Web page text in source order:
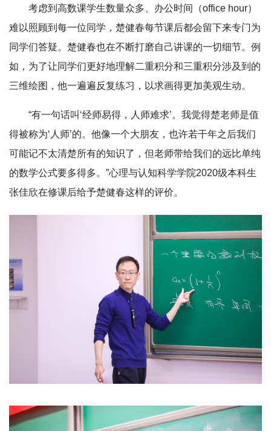
考虑到高数课学生数量众多、办公时间（office hour）
难以照顾到每一位同学，楚健春每节课后都会留下来专门为
同学们答疑。楚健春也在不断打磨自己讲课的一切细节。例
如，为了让同学们更好地理解二重积分和三重积分涉及到的
三维绘图，他一遍遍反复练习，以求画得更加美观生动。
“有一句话叫‘经师易得，人师难求’。我觉得楚老师是值
得被称为‘人师’的。他像一个大朋友，也许若干年之后我们
可能记不太清楚所有的知识了，但老师带给我们的远比单纯
的数学公式要多得多。”心理与认知科学学院2020级本科生
张佳欣在修课后给予楚健春这样的评价。